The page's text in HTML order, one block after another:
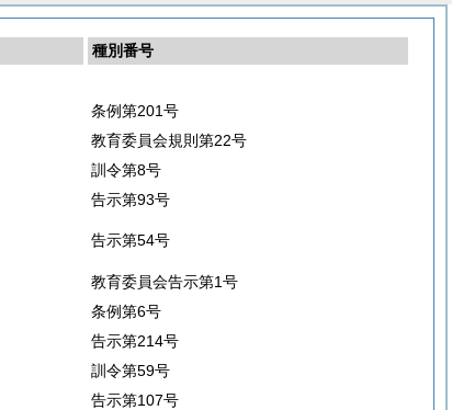
種別番号
条例第201号
教育委員会規則第22号
訓令第8号
告示第93号
告示第54号
教育委員会告示第1号
条例第6号
告示第214号
訓令第59号
告示第107号